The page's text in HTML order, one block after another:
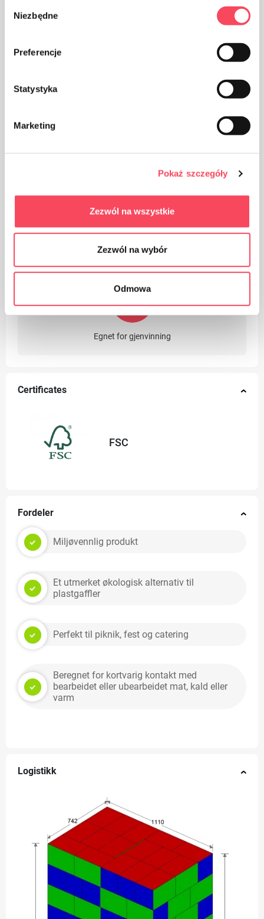
zgody
Niezbędne
Preferencje
Statystyka
Marketing
Pokaż szczegóły
Zezwól na wszystkie
Zezwól na wybór
Odmowa
Ta vare på renslighet, kast den brukte
produktemballasjen i søpla
Egnet for gjenvinning
Certificates
FSC
Fordeler
Miljøvennlig produkt
Et utmerket økologisk alternativ til
plastgaffler
Perfekt til piknik, fest og catering
Beregnet for kortvarig kontakt med
bearbeidet eller ubearbeidet mat, kald eller
varm
Logistikk